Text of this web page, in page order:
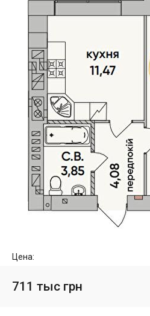
Цена:
711 тыс грн